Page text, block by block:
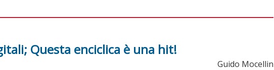
Questa enciclica è una hit!
Guido Mocellin